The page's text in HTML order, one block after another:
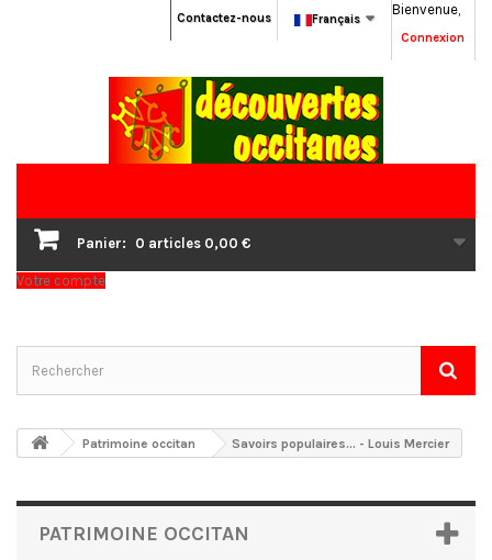
Bienvenue,
Connexion
Français
Contactez-nous
Panier: 0 articles 0,00 €
Votre compte
Patrimoine occitan Savoirs populaires... - Louis Mercier
PATRIMOINE OCCITAN